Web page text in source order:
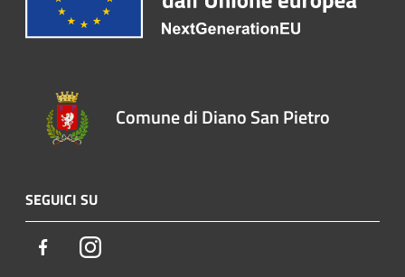
Comune di Diano San Pietro
SEGUICI SU
FacebookInstagram